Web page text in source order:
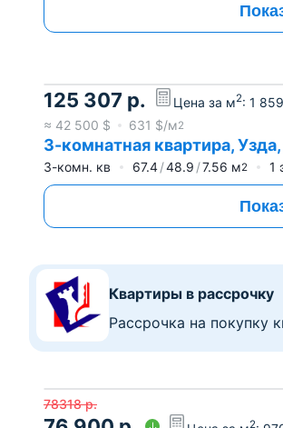
125 307 р. Цена за м2: 1 859
≈ 42 500 $ 631 $/м2
3-комнатная квартира,
3-комн. кв 67.4 48.9 7.56 м2 1
78318 р.
2
Квартиры в рассрочку
Рассрочка на покупку